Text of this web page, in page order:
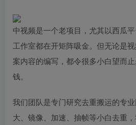
中视频是一个老项目，尤其以西瓜
工作室都在开矩阵吸金。但无论是
案内容的编写，都令很多小白望而
钱。
我们团队是专门研究去重搬运的专
大、镜像、加速、抽帧等小白去重